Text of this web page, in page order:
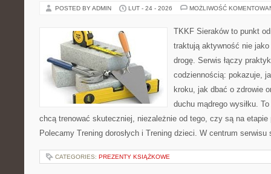
POSTED BY ADMIN LUT - 24 - 2026 MOŻLIWOŚĆ
TKKF Sieraków to punkt
traktują aktywność nie
drogę. Serwis łączy
codziennością: pokazuje,
kroku, jak dbać o zdrowie
duchu mądrego wysiłku.
chcą trenować skuteczniej, niezależnie od tego, czy są na etapie
Polecamy Trening dorosłych i Trening dzieci. W centrum
CATEGORIES: PREZENTY KSIĄŻKOWE